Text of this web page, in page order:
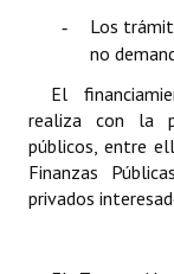
Bariloche,
Entrega de
REFORMA DE LA
-
Los
no
El
realiza con la
públicos, entre
Finanzas
privados